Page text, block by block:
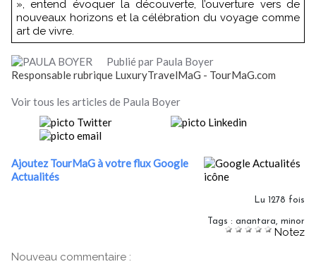
», entend évoquer la découverte, l’ouverture vers de
nouveaux horizons et la célébration du voyage comme
art de vivre.
Publié par Paula Boyer
Responsable rubrique LuxuryTravelMaG - TourMaG.com
Voir tous les articles de Paula Boyer
Ajoutez TourMaG à votre flux Google
Actualités
Lu 1278 fois
Tags : anantara, minor
Notez
Nouveau commentaire :